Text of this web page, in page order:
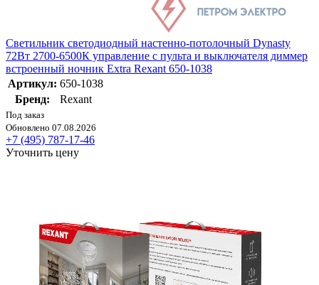
Светильник светодиодный настенно-потолочный Dynasty
72Вт 2700-6500К управление с пульта и выключателя диммер
встроенный ночник Extra Rexant 650-1038
Артикул: 650-1038
Бренд:
Rexant
Под заказ
Обновлено 07.08.2026
+7 (495) 787-17-46
Уточнить цену